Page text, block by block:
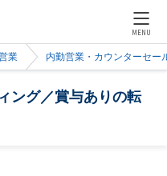
MENU
業 内勤営業・カウンターセー
ング／賞与ありの転